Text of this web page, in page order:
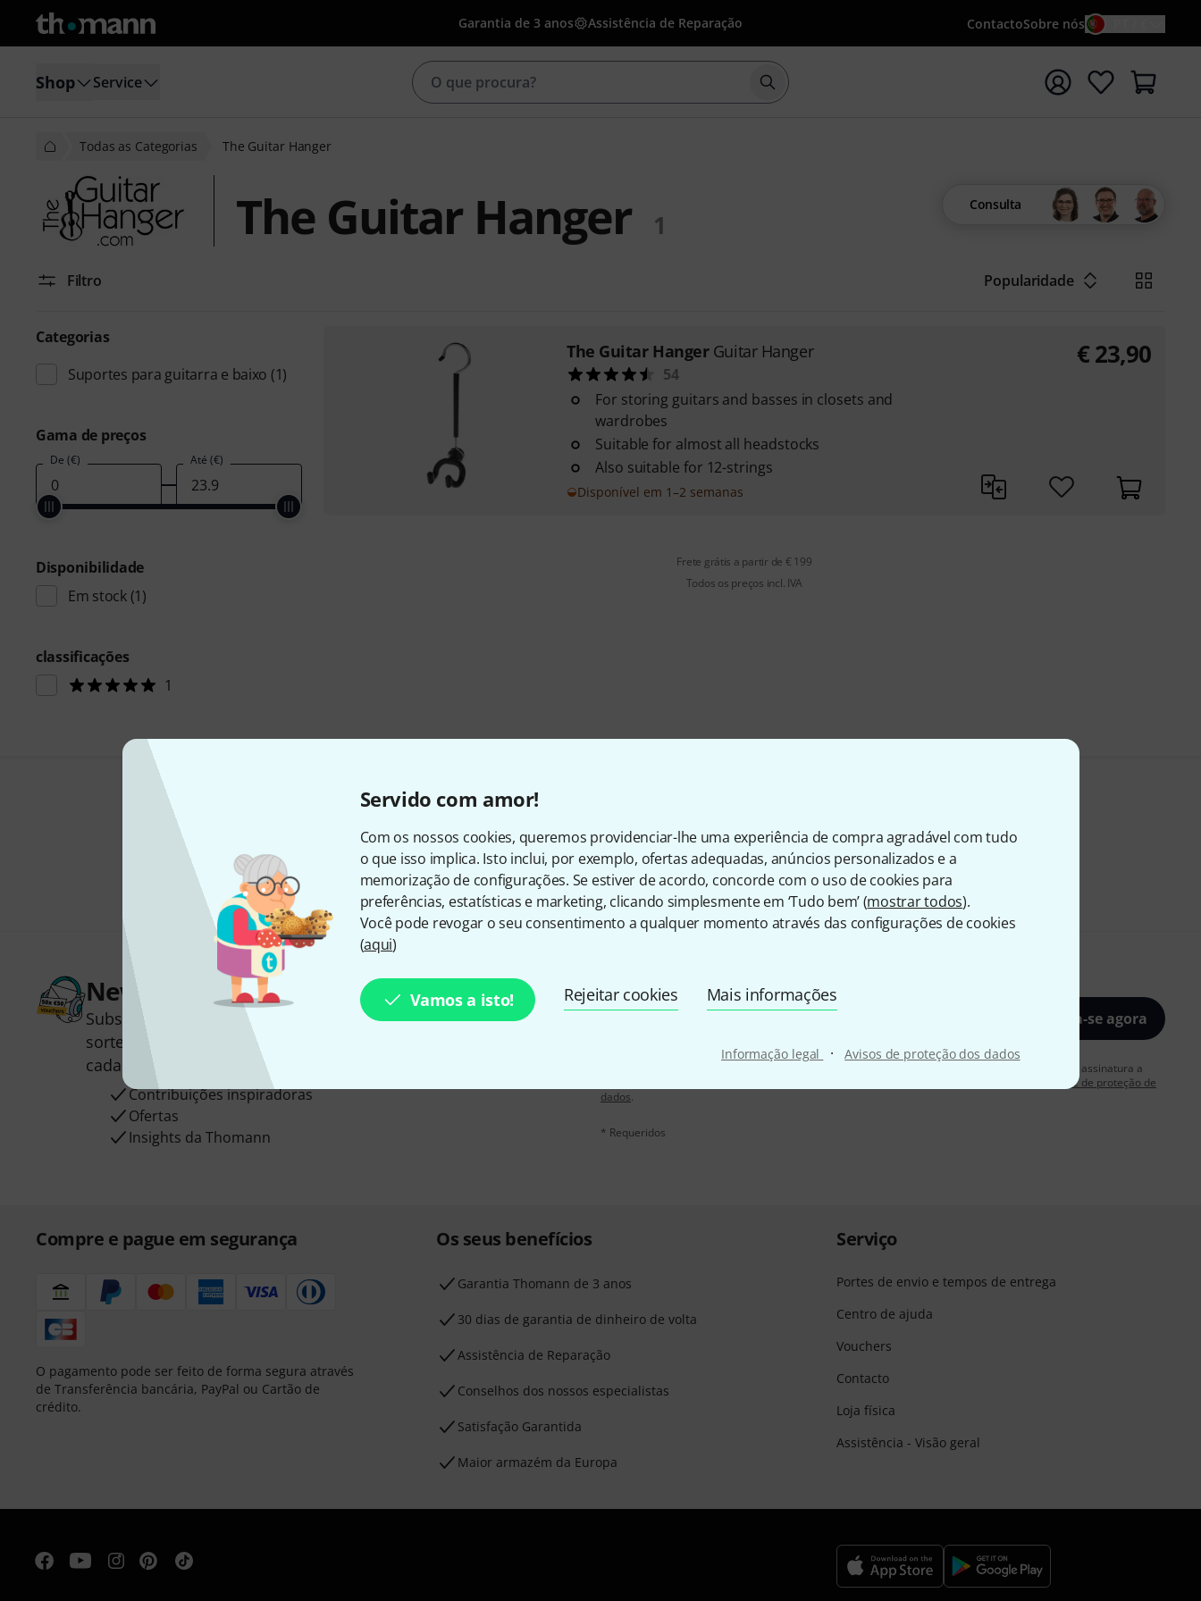
Servido com amor!
Com os nossos cookies, queremos providenciar-lhe uma experiência de compra agradável com tudo
o que isso implica. Isto inclui, por exemplo, ofertas adequadas, anúncios personalizados e a
memorização de configurações. Se estiver de acordo, concorde com o uso de cookies para
preferências, estatísticas e marketing, clicando simplesmente em ‘Tudo bem’ (mostrar todos).
Você pode revogar o seu consentimento a qualquer momento através das configurações de cookies
(aqui)
Vamos a isto! Rejeitar cookies Mais informações
Informação legal · Avisos de proteção dos dados
Garantia de 3 anos Assistência de Reparação ContactoSobre nós
Shop Service Iniciar pesquisa com o termo de pesquisa {searchTerm}
Todas as Categorias The Guitar Hanger
The Guitar Hanger 1
Consulta
Filtro Popularidade
Categorias
Suportes para guitarra e baixo (1)
Gama de preços
De (€) Até (€)
Disponibilidade
Em stock(1)
classificações
1
The Guitar Hanger Guitar Hanger
54
For storing guitars and basses in closets and
wardrobes
Suitable for almost all headstocks
Also suitable for 12-strings
Disponível em 1–2 semanas
€ 23,90
Frete grátis a partir de € 199
Todos os preços incl. IVA
Gosta do que vê?
Partilhar Ajuda e feedback
Newsletter Thomann
Subscreva a Newsletter da Thomann em inglês e com um pouco de
sorte você poderá ganhar um dos
cada!
Contribuições inspiradoras
Ofertas
Insights da Thomann
Inscreva-se agora
Ao clicar em "Inscreva-se agora", concordo em receber publicidade por e-mail. Posso cancelar a assinatura a
diretriz de proteção de
dados.
* Requeridos
Compre e pague em segurança
O pagamento pode ser feito de forma segura através
de Transferência bancária, PayPal ou Cartão de
crédito.
Os seus benefícios
Garantia Thomann de 3 anos
30 dias de garantia de dinheiro de volta
Assistência de Reparação
Conselhos dos nossos especialistas
Satisfação Garantida
Maior armazém da Europa
Serviço
Portes de envio e tempos de entrega
Centro de ajuda
Vouchers
Contacto
Loja física
Assistência - Visão geral